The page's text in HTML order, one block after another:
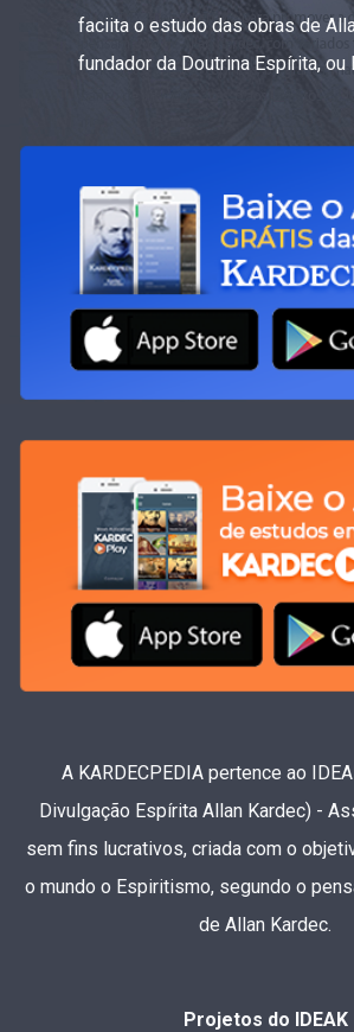
faciita o estudo das obras de
fundador da Doutrina Espírita, ou
A KARDECPEDIA pertence ao
Divulgação Espírita Allan Kardec) -
sem fins lucrativos, criada com o
o mundo o Espiritismo, segundo o
de Allan Kardec.
Projetos do IDEAK